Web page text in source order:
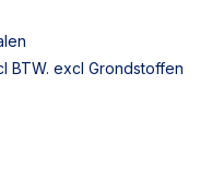
BTW. excl Grondstoffen